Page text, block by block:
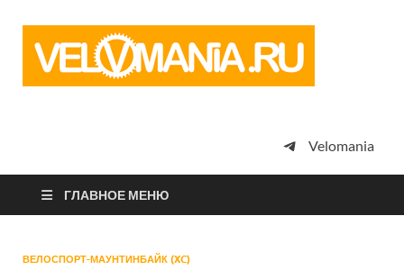
просто
Velomania
ГЛАВНОЕ МЕНЮ
ВЕЛОСПОРТ-МАУНТИНБАЙК (XC)